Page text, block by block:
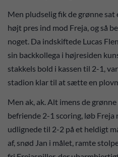
Men pludselig fik de grønne
højt pres ind mod Freja, og så
noget. Da indskiftede Lucas
sin backkollega i højresiden
stakkels bold i kassen til 2-1,
stadion klar til at sætte en
Men ak, ak. Alt imens de
befriende 2-1 scoring, løb Freja
udlignede til 2-2 på et heldigt
af, snød Jan i målet, ramte